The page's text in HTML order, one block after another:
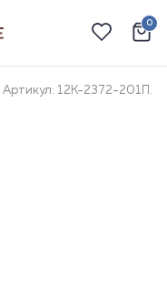
0
Артикул: 12К-2372-201П.